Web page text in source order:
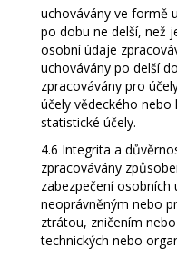
uchovávány ve formě
po dobu ne delší, než
osobní údaje
uchovávány po delší
zpracovávány pro
účely vědeckého
statistické účely.
4.6 Integrita a
zpracovávány
zabezpečení
neoprávněným nebo
ztrátou, zničením
technických nebo